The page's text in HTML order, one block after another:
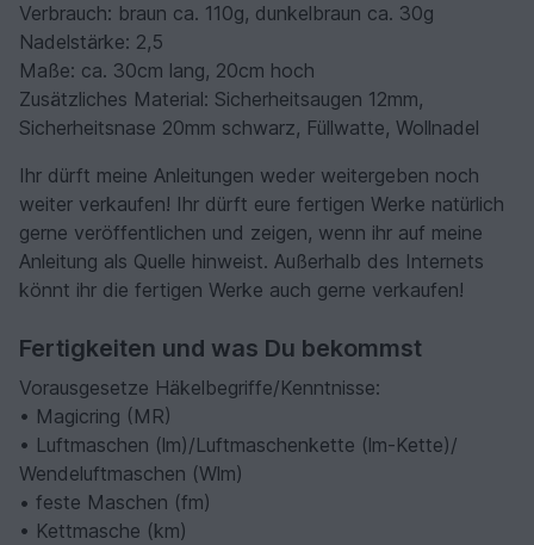
Verbrauch: braun ca. 110g, dunkelbraun ca. 30g
Nadelstärke: 2,5
Maße: ca. 30cm lang, 20cm hoch
Zusätzliches Material: Sicherheitsaugen 12mm,
Sicherheitsnase 20mm schwarz, Füllwatte, Wollnadel
Ihr dürft meine Anleitungen weder weitergeben noch
weiter verkaufen! Ihr dürft eure fertigen Werke natürlich
gerne veröffentlichen und zeigen, wenn ihr auf meine
Anleitung als Quelle hinweist. Außerhalb des Internets
könnt ihr die fertigen Werke auch gerne verkaufen!
Fertigkeiten und was Du bekommst
Vorausgesetze Häkelbegriffe/Kenntnisse:
• Magicring (MR)
• Luftmaschen (lm)/Luftmaschenkette (lm-Kette)/
Wendeluftmaschen (Wlm)
• feste Maschen (fm)
• Kettmasche (km)